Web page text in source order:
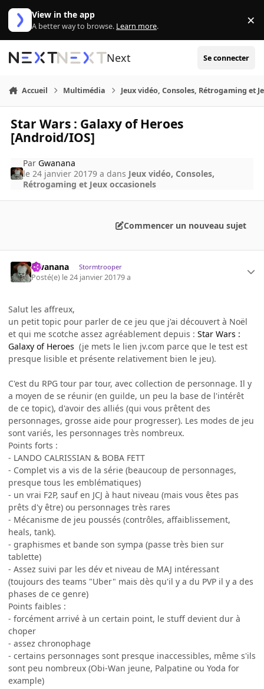
Aller au contenu
View in the app
A better way to browse. Learn more. ×
Next Se connecter
Accueil Multimédia Jeux vidéo, Consoles, Rétrogaming et
Star Wars : Galaxy of Heroes
[Android/IOS]
Par Gwanana
le 24 janvier 20179 a dans Jeux vidéo, Consoles,
Rétrogaming et Jeux occasionels
Commencer un nouveau sujet
Gwanana Stormtrooper
Posté(e) le 24 janvier 20179 a
Salut les affreux,
un petit topic pour parler de ce jeu que j'ai découvert à Noël
et qui me scotche assez agréablement depuis : Star Wars :
Galaxy of Heroes (je mets le lien jv.com parce que le test est
presque lisible et présente relativement bien le jeu).
C'est du RPG tour par tour, avec collection de personnage. Il y
a moyen de se réunir (en guilde, un peu la base de l'intérêt
de ce topic), d'avoir des alliés (qui vous prêtent des
personnages, grosse aide pour progresser). Les modes de jeu
sont variés, les personnages très nombreux.
Points forts :
- LANDO CALRISSIAN & BOBA FETT
- Complet vis a vis de la série (beaucoup de personnages,
presque tous les emblématiques)
- un vrai F2P, sauf en JCJ à haut niveau (mais vous êtes pas
prêts d'y être) ou personnages très rares
- Mécanisme de jeu poussés (contrôles, affaiblissement,
heals, tank).
- graphismes et bande son sympa (passe très bien sur
tablette)
- Assez suivi par les dév et niveau de MAJ intéressant
(toujours des teams "Uber" mais dès qu'il y a du PVP il y a des
phases de ce genre)
Points faibles :
- forcément arrivé à un certain point, le stuff devient dur à
choper
- assez chronophage
- certains personnages sont presque inaccessibles, même s'ils
sont peu nombreux (Obi-Wan jeune, Palpatine ou Yoda for
example)